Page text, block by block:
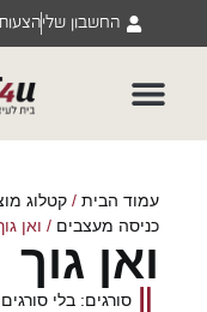
החשבון שליהצעות מחיר
עמוד הבית/קטלוג מוצרים/
כניסה מעצבים/ ואן גוך
ואן גוך
סורגים: בלי סורגים